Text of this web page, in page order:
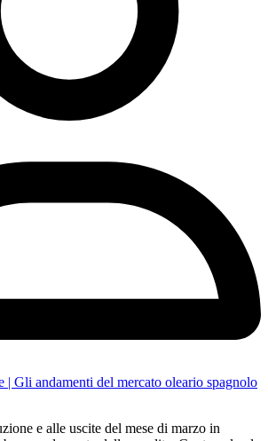
| Gli andamenti del mercato oleario spagnolo
e alle uscite del mese di marzo in